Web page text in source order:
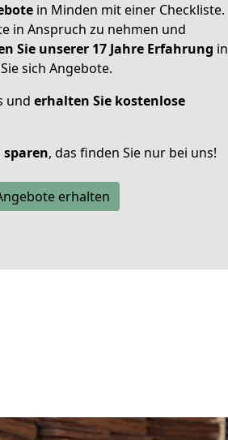
in Minden mit einer Checkliste.
in Anspruch zu nehmen und
Sie unserer 17 Jahre Erfahrung in
sich Angebote.
und erhalten Sie kostenlose
sparen, das finden Sie nur bei uns!
erhalten